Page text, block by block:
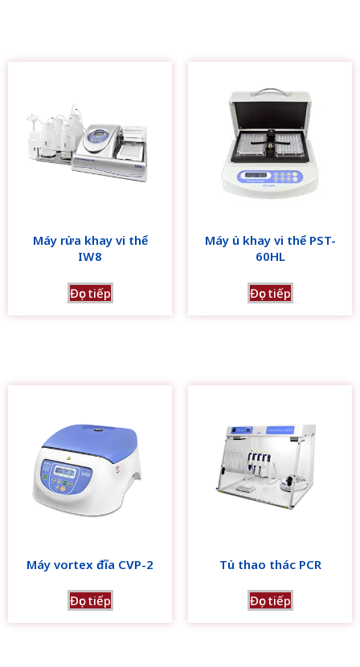
Máy rửa khay vi thể
IW8
Đọc tiếp
Máy ủ khay vi thể PST-
60HL
Đọc tiếp
Máy vortex đĩa CVP-2
Đọc tiếp
Tủ thao thác PCR
Đọc tiếp